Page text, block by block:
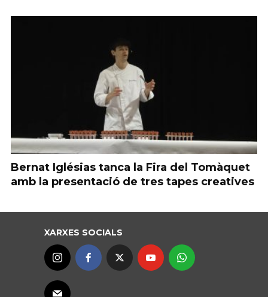
Bernat Iglésias tanca la Fira del Tomàquet
amb la presentació de tres tapes creatives
XARXES SOCIALS